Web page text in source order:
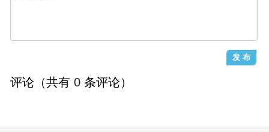
评论（共有 0 条评论）